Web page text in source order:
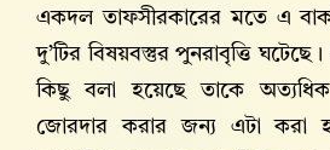
একদল তাফসীরকারের মতে এ
দু’টির বিষয়বস্তুর পুনরাবৃত্তি
কিছু বলা হয়েছে তাকে
জোরদার করার জন্য এটা করা